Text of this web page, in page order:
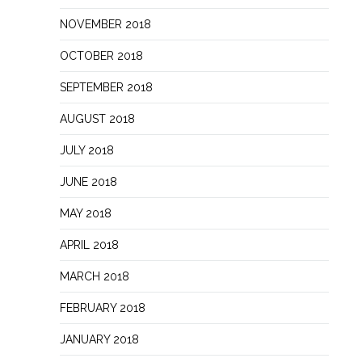
NOVEMBER 2018
OCTOBER 2018
SEPTEMBER 2018
AUGUST 2018
JULY 2018
JUNE 2018
MAY 2018
APRIL 2018
MARCH 2018
FEBRUARY 2018
JANUARY 2018